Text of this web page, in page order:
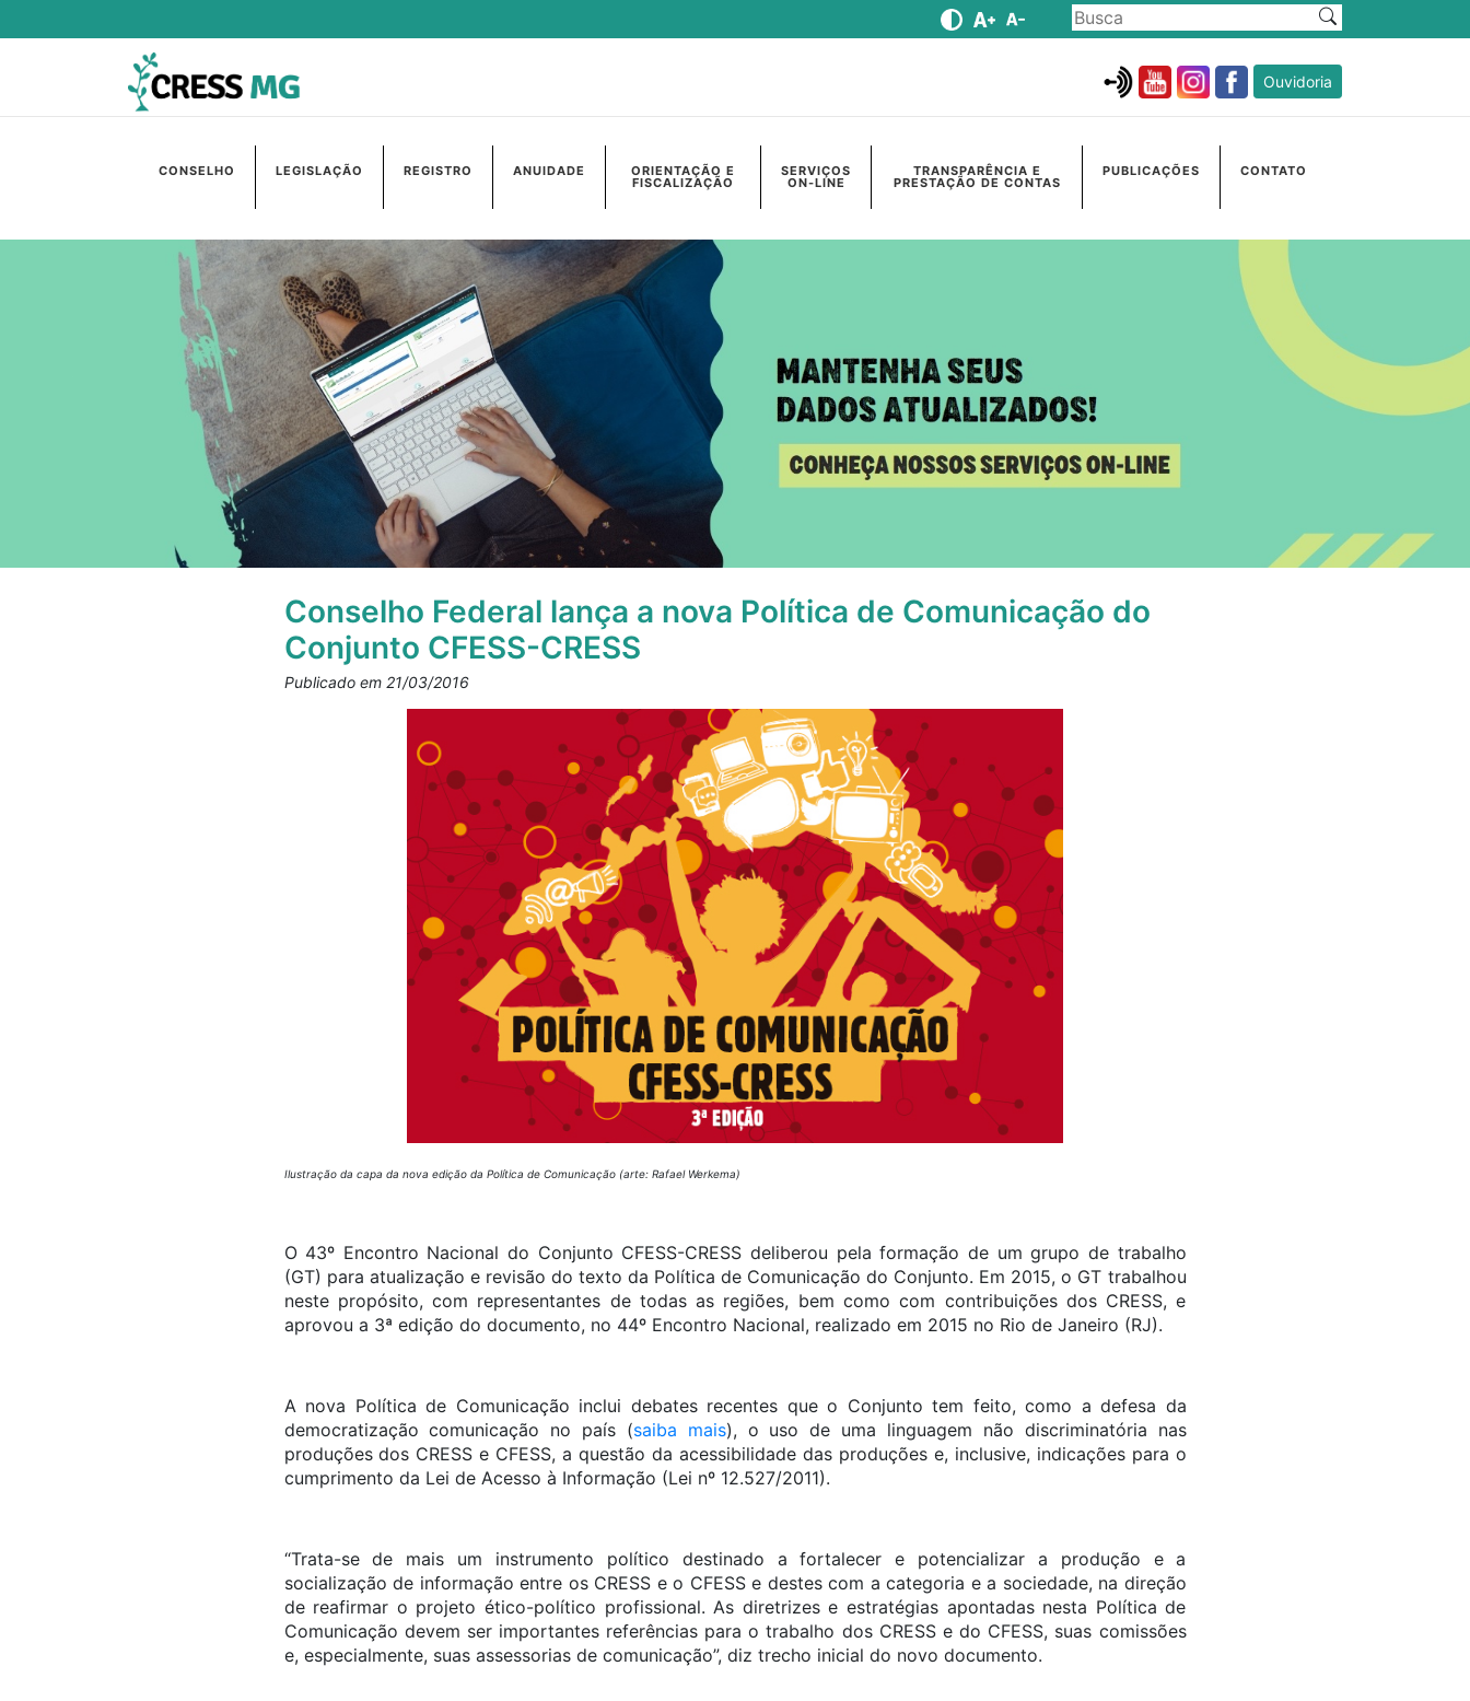
Ouvidoria
CONSELHO LEGISLAÇÃO REGISTRO ANUIDADE ORIENTAÇÃO E
FISCALIZAÇÃO
SERVIÇOS
ON-LINE
TRANSPARÊNCIA E
PRESTAÇÃO DE CONTAS
PUBLICAÇÕES CONTATO
Conselho Federal lança a nova Política de Comunicação do
Conjunto CFESS-CRESS
Publicado em 21/03/2016
Ilustração da capa da nova edição da Política de Comunicação (arte: Rafael Werkema)
O 43º Encontro Nacional do Conjunto CFESS-CRESS deliberou pela formação de um grupo de trabalho
(GT) para atualização e revisão do texto da Política de Comunicação do Conjunto. Em 2015, o GT trabalhou
neste propósito, com representantes de todas as regiões, bem como com contribuições dos CRESS, e
aprovou a 3ª edição do documento, no 44º Encontro Nacional, realizado em 2015 no Rio de Janeiro (RJ).
A nova Política de Comunicação inclui debates recentes que o Conjunto tem feito, como a defesa da
democratização comunicação no país (saiba mais), o uso de uma linguagem não discriminatória nas
produções dos CRESS e CFESS, a questão da acessibilidade das produções e, inclusive, indicações para o
cumprimento da Lei de Acesso à Informação (Lei nº 12.527/2011).
“Trata-se de mais um instrumento político destinado a fortalecer e potencializar a produção e a
socialização de informação entre os CRESS e o CFESS e destes com a categoria e a sociedade, na direção
de reafirmar o projeto ético-político profissional. As diretrizes e estratégias apontadas nesta Política de
Comunicação devem ser importantes referências para o trabalho dos CRESS e do CFESS, suas comissões
e, especialmente, suas assessorias de comunicação”, diz trecho inicial do novo documento.